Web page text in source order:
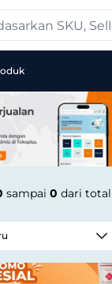
sampai 0 dari total